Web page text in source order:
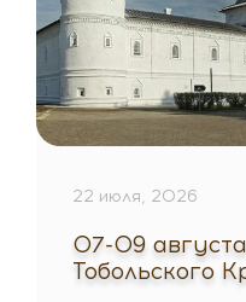
22 июля, 2026
07-09
Тобольского